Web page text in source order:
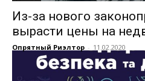
Из-за нового
вырасти цены на
Опрятный Риэлтор - 11.02.2020